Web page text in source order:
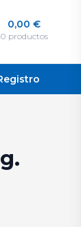
0,00 €
0 productos